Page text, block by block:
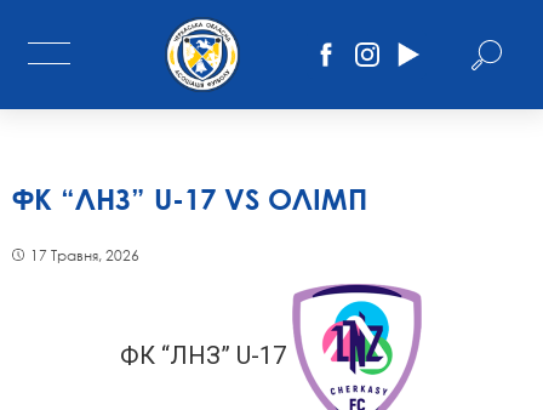
ФК “ЛНЗ” U-17 VS ОЛІМП
17 Травня, 2026
ФК “ЛНЗ” U-17